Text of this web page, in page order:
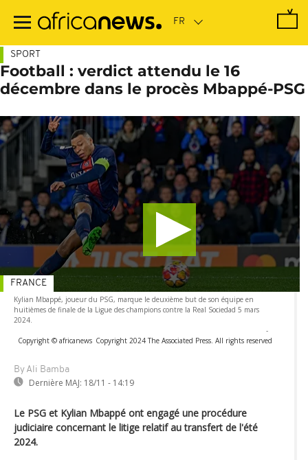
contenu
SPORT
Football : verdict attendu le 16
décembre dans le procès Mbappé-PSG
Kylian Mbappé, joueur du PSG, marque le deuxième but de son équipe en
huitièmes de finale de la Ligue des champions contre la Real Sociedad 5 mars
2024.
-
Copyright © africanews Copyright 2024 The Associated Press. All rights reserved
By Ali Bamba
Dernière MAJ: 18/11 - 14:19
FRANCE
Le PSG et Kylian Mbappé ont engagé une procédure
judiciaire concernant le litige relatif au transfert de l'été
2024.